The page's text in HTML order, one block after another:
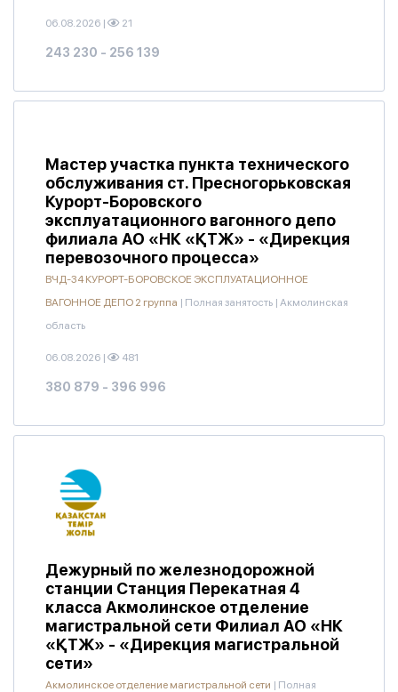
06.08.2026 | 21
243 230 - 256 139
Мастер участка пункта технического
обслуживания ст. Пресногорьковская
Курорт-Боровского
эксплуатационного вагонного депо
филиала АО «НК «ҚТЖ» - «Дирекция
перевозочного процесса»
ВЧД-34 КУРОРТ-БОРОВСКОЕ ЭКСПЛУАТАЦИОННОЕ
ВАГОННОЕ ДЕПО 2 группа | Полная занятость | Акмолинская
область
06.08.2026 | 481
380 879 - 396 996
Дежурный по железнодорожной
станции Станция Перекатная 4
класса Акмолинское отделение
магистральной сети Филиал АО «НК
«ҚТЖ» - «Дирекция магистральной
сети»
Акмолинское отделение магистральной сети | Полная